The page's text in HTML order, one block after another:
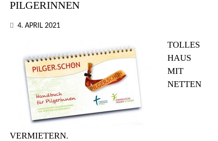
PILGERINNEN
4. APRIL 2021
TOLLES
HAUS
MIT
NETTEN
VERMIETERN.